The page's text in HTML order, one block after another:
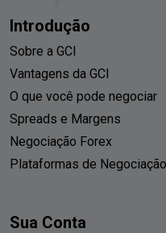
Introdução
Sobre a GCI
Vantagens da GCI
O que você pode negociar
Spreads e Margens
Negociação Forex
Plataformas de Negociação
Sua Conta